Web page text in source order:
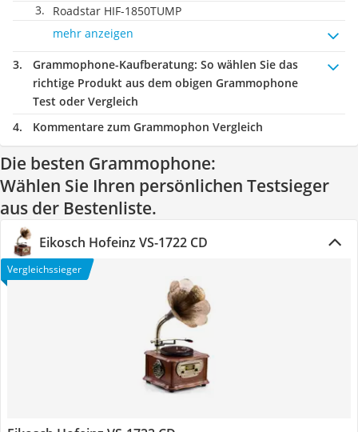
Roadstar HIF-1850TUMP
mehr anzeigen
Grammophone-Kaufberatung: So wählen Sie das
richtige Produkt aus dem obigen Grammophone
Test oder Vergleich
Kommentare zum Grammophon Vergleich
Die besten Grammophone:
Wählen Sie Ihren persönlichen Testsieger
aus der Bestenliste.
Eikosch Hofeinz VS-1722 CD
Vergleichssieger